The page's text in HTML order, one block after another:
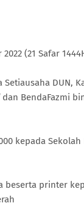
(21 Safar
DUN,
BendaFazmi
kepada
beserta printer